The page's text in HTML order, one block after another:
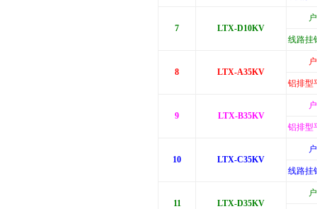
7 LTX-D10KV
线路挂
8 LTX-A35KV
铝排型
9 LTX-B35KV
铝排型
10 LTX-C35KV
线路挂
11 LTX-D35KV